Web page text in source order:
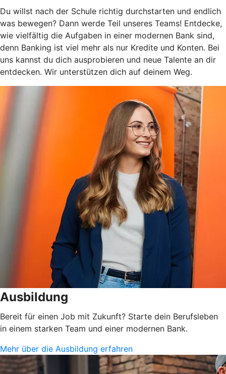
Du willst nach der Schule richtig durchstarten und endlich
was bewegen? Dann werde Teil unseres Teams! Entdecke,
wie vielfältig die Aufgaben in einer modernen Bank sind,
denn Banking ist viel mehr als nur Kredite und Konten. Bei
uns kannst du dich ausprobieren und neue Talente an dir
entdecken. Wir unterstützen dich auf deinem Weg.
Ausbildung
Bereit für einen Job mit Zukunft? Starte dein Berufsleben
in einem starken Team und einer modernen Bank.
Mehr über die Ausbildung erfahren